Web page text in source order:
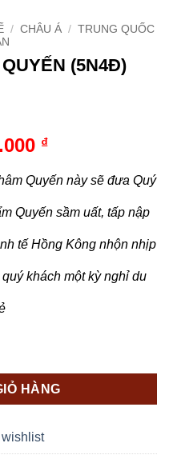
/ CHÂU Á / TRUNG QUỐC
(5N4Đ)
₫.
₫Giá
tại
là:
15.900.000 ₫.
Quyến này sẽ đưa Quý
Quyến sầm uất, tấp nập
tế Hồng Kông nhộn nhịp
khách một kỳ nghỉ du
số lượng
HÀNG